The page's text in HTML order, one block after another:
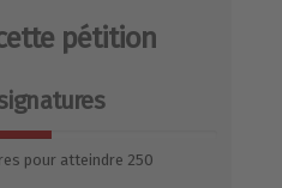
pétition
pour atteindre 250